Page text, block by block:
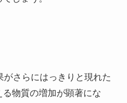
がさらにはっきりと現れた
物質の増加が顕著にな